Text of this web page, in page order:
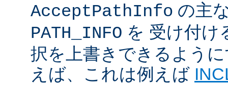
AcceptPathInfo の主
PATH_INFO を 受け付け
択を上書きできるよう
えば、これは例えば